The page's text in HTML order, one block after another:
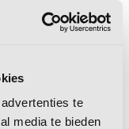
te
media te bieden